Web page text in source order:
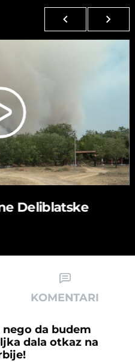
Deliblatske
KOMENTARI
da budem
dala otkaz na